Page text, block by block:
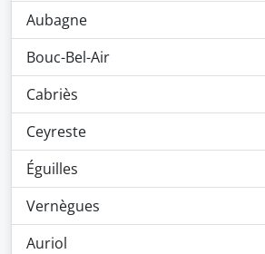
Aubagne
Bouc-Bel-Air
Cabriès
Ceyreste
Éguilles
Vernègues
Auriol